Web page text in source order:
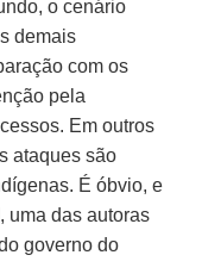
o cenário
demais
com os
pela
Em outros
ataques são
É óbvio, e
, uma das autoras
governo do